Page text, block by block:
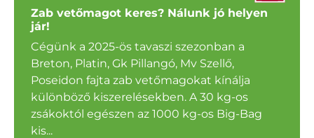
Zab vetőmagot keres? Nálunk jó helyen
jár!
Cégünk a 2025-ös tavaszi szezonban a
Breton, Platin, Gk Pillangó, Mv Szellő,
Poseidon fajta zab vetőmagokat kínálja
különböző kiszerelésekben. A 30 kg-os
zsákoktól egészen az 1000 kg-os Big-Bag
kis...